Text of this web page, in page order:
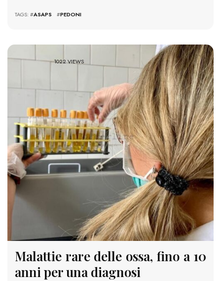
TAGS: #ASAPS #PEDONI
1022 VIEWS
Malattie rare delle ossa, fino a 10
anni per una diagnosi